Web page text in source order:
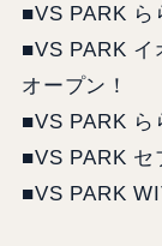
■VS PARK
■VS PARK
オープン！
■VS PARK
■VS PARK
■VS PARK